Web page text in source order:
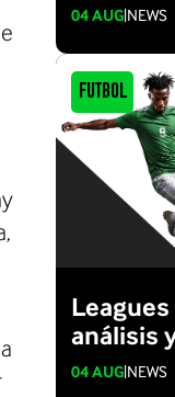
04 AUG|NEWS
Futbol
análisis
04 AUG|NEWS